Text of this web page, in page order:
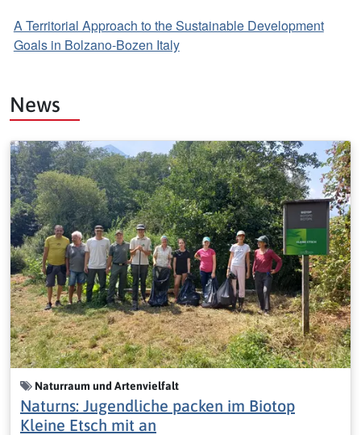
A Territorial Approach to the Sustainable Development
Goals in Bolzano-Bozen Italy
News
Naturraum und Artenvielfalt
Naturns: Jugendliche packen im Biotop
Kleine Etsch mit an